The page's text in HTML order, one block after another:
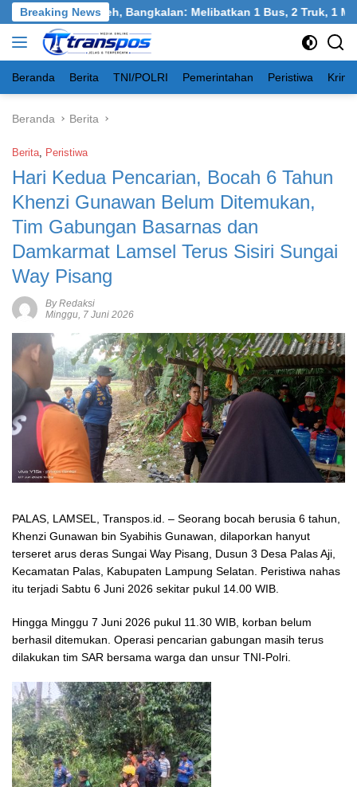
Langsung
ke
konten
Breaking News
Burneh, Bangkalan: Melibatkan 1 Bus, 2 Truk, 1 Mobil,
Beranda Berita TNI/POLRI Pemerintahan Peristiwa
Beranda Berita
Berita, Peristiwa
Hari Kedua Pencarian, Bocah 6 Tahun
Khenzi Gunawan Belum Ditemukan,
Tim Gabungan Basarnas dan
Damkarmat Lamsel Terus Sisiri Sungai
Way Pisang
By Redaksi
Minggu, 7 Juni 2026
PALAS, LAMSEL, Transpos.id. – Seorang bocah berusia 6 tahun,
Khenzi Gunawan bin Syabihis Gunawan, dilaporkan hanyut
terseret arus deras Sungai Way Pisang, Dusun 3 Desa Palas Aji,
Kecamatan Palas, Kabupaten Lampung Selatan. Peristiwa nahas
itu terjadi Sabtu 6 Juni 2026 sekitar pukul 14.00 WIB.
Hingga Minggu 7 Juni 2026 pukul 11.30 WIB, korban belum
berhasil ditemukan. Operasi pencarian gabungan masih terus
dilakukan tim SAR bersama warga dan unsur TNI-Polri.